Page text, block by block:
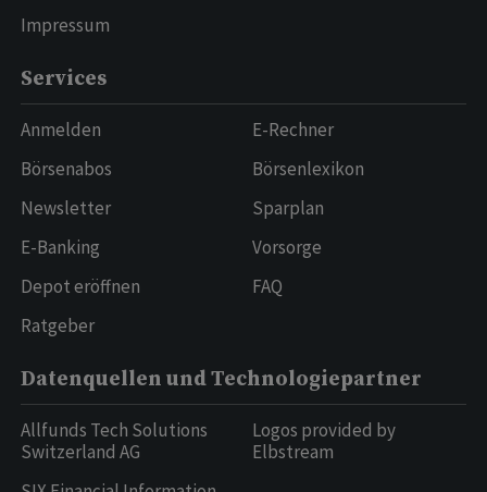
Impressum
Services
Anmelden
Börsenabos
Newsletter
E-Banking
Depot eröffnen
Ratgeber
E-Rechner
Börsenlexikon
Sparplan
Vorsorge
FAQ
Datenquellen und Technologiepartner
Allfunds Tech Solutions
Switzerland AG
Logos provided by
Elbstream